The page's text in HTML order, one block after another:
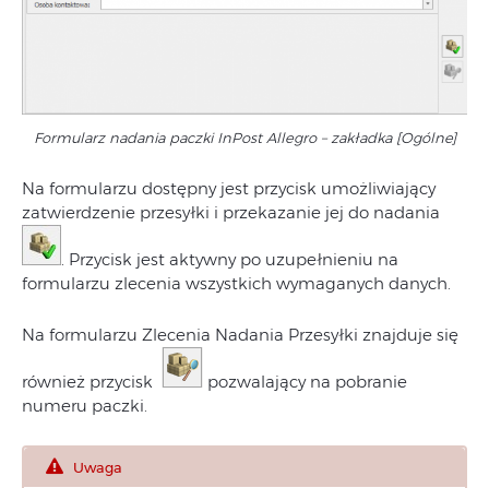
Formularz nadania paczki InPost Allegro – zakładka [Ogólne]
Na formularzu dostępny jest przycisk umożliwiający
zatwierdzenie przesyłki i przekazanie jej do nadania
. Przycisk jest aktywny po uzupełnieniu na
formularzu zlecenia wszystkich wymaganych danych.
Na formularzu Zlecenia Nadania Przesyłki znajduje się
również przycisk
pozwalający na pobranie
numeru paczki.
Uwaga